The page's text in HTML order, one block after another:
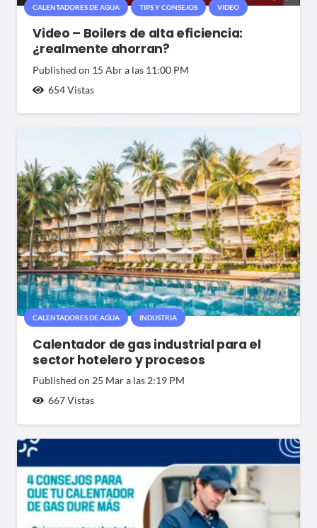
CALENTADORES DE AGUA TIPS Y CONSEJOS VIDEO
Video – Boilers de alta eficiencia:
¿realmente ahorran?
Published on 15 Abr a las 11:00 PM
654Vistas
CALENTADORES DE AGUA INDUSTRIA
Calentador de gas industrial para el
sector hotelero y procesos
Published on25 Mar a las 2:19 PM
667Vistas